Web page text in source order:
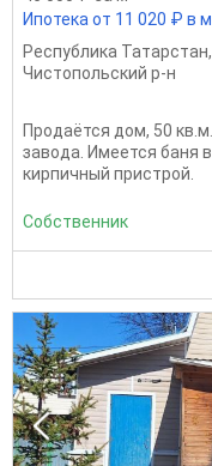
Ипотека от 11 020 ₽ в
Республика Татарстан,
Чистопольский р-н
Продаётся дом, 50
завода. Имеется баня
кирпичный пристрой.
Собственник